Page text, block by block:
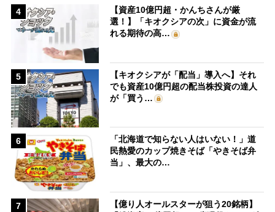
4
【資産10億円超・かんちさんが厳
選！】「キオクシアの次」に資金が流
れる期待の高…
5
【キオクシアが「配当」導入へ】それ
でも資産10億円超の配当株投資の達人
が「買う…
6
「北海道で知らない人はいない！」道
民熱愛のカップ焼きそば「やきそば弁
当」、最大の…
7
【億り人オールスターが狙う20銘柄】